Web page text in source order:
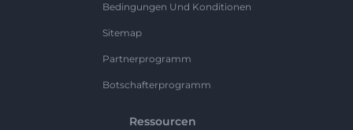
Bedingungen Und Konditionen
Sitemap
Partnerprogramm
Botschafterprogramm
Ressourcen